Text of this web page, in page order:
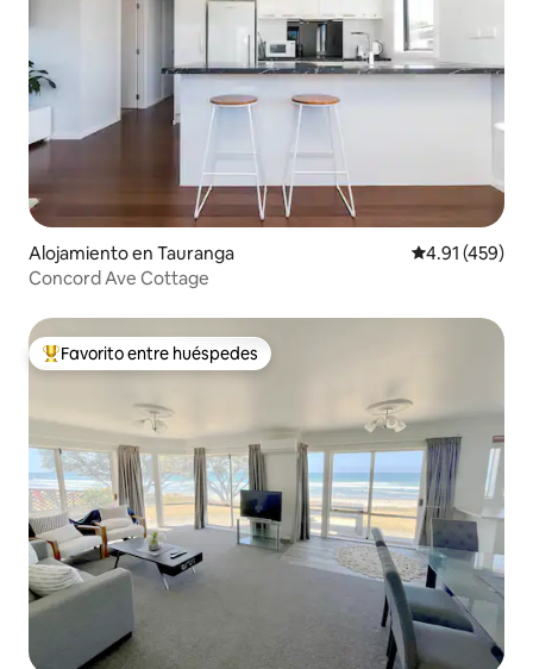
Alojamiento en Tauranga Calificación
4.91 (459)
Concord Ave Cottage
Favorito entre huéspedes preferido
Favorito entre huéspedes